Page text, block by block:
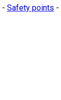
- Safety points -